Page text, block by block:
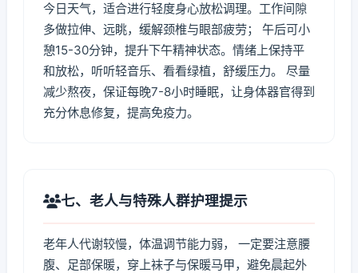
今日天气，适合进行轻度身心放松调理。工作间隙
多做拉伸、远眺，缓解颈椎与眼部疲劳； 午后可小
憩15-30分钟，提升下午精神状态。情绪上保持平
和放松，听听轻音乐、看看绿植，舒缓压力。 尽量
减少熬夜，保证每晚7-8小时睡眠，让身体器官得到
充分休息修复，提高免疫力。
七、老人与特殊人群护理提示
老年人代谢较慢，体温调节能力弱， 一定要注意腰
腹、足部保暖，穿上袜子与保暖马甲，避免晨起外